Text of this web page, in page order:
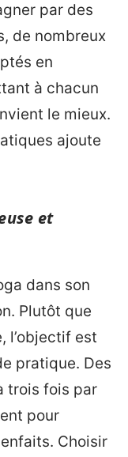
par des
de nombreux
en
à chacun
le mieux.
ajoute
et
dans son
Plutôt que
l’objectif est
pratique. Des
trois fois par
pour
Choisir